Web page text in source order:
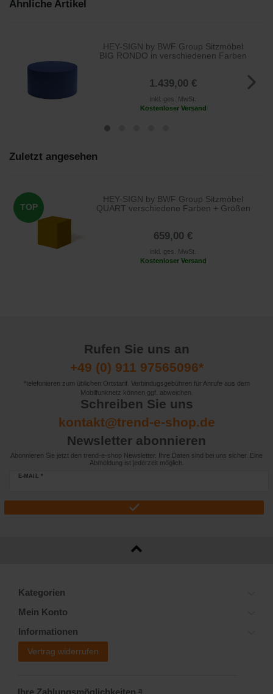
Ähnliche Artikel
HEY-SIGN by BWF Group Sitzmöbel
BIG RONDO in verschiedenen Farben
1.439,00 €
inkl. ges. MwSt.
Kostenloser Versand
Zuletzt angesehen
TOP
HEY-SIGN by BWF Group Sitzmöbel
QUART verschiedene Farben + Größen
659,00 €
inkl. ges. MwSt.
Kostenloser Versand
Rufen Sie uns an
+49 (0) 911 97565096*
*telefonieren zum üblichen Ortstarif. Verbindugsgebühren für Anrufe aus dem
Mobilfunknetz können ggf. abweichen.
Schreiben Sie uns
kontakt@trend-e-shop.de
Newsletter abonnieren
Abonnieren Sie jetzt den trend-e-shop Newsletter. Ihre Daten sind bei uns sicher. Eine
Abmeldung ist jederzeit möglich.
E-MAIL *
Kategorien
Mein Konto
Informationen
Vertrag widerrufen
Ihre Zahlungsmöglichkeiten 2)